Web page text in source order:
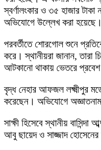
স্বর্ণালংকার ও ৩৫ হাজার
অভিযোগে উল্লেখ করা হয়েছে।
পরবর্তীতে শোরগোল শুনে
করে। স্থানীয়রা জানান, তারা
আটকানো থাকায় ভেতরে প্রবেশ
বৃদ্ধ নেহার আফজল লক্ষ্মীপুর
করেছেন। অভিযোগে
সাক্ষী হিসেবে স্থানীয়
আবু ছায়েদ ও সাজ্জাদ